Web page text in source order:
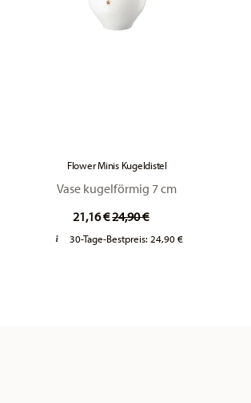
Flower Minis Kugeldistel
Vase kugelförmig 7 cm
21,16 €Price reduced from
24,90 €to
30-Tage-Bestpreis: 24,90 €